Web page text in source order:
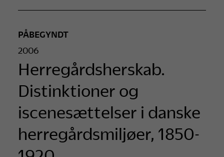
PÅBEGYNDT
2006
Herregårdsherskab.
Distinktioner og
iscenesættelser i danske
herregårdsmiljøer, 1850-